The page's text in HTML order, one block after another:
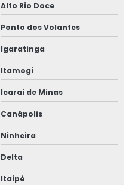
Alto Rio Doce
Ponto dos Volantes
Igaratinga
Itamogi
Icaraí de Minas
Canápolis
Ninheira
Delta
Itaipé